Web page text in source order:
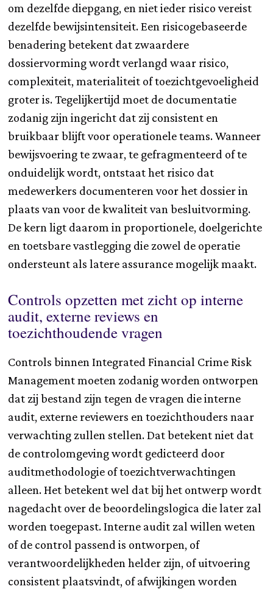
om dezelfde diepgang, en niet ieder risico vereist
dezelfde bewijsintensiteit. Een risicogebaseerde
benadering betekent dat zwaardere
dossiervorming wordt verlangd waar risico,
complexiteit, materialiteit of toezichtgevoeligheid
groter is. Tegelijkertijd moet de documentatie
zodanig zijn ingericht dat zij consistent en
bruikbaar blijft voor operationele teams. Wanneer
bewijsvoering te zwaar, te gefragmenteerd of te
onduidelijk wordt, ontstaat het risico dat
medewerkers documenteren voor het dossier in
plaats van voor de kwaliteit van besluitvorming.
De kern ligt daarom in proportionele, doelgerichte
en toetsbare vastlegging die zowel de operatie
ondersteunt als latere assurance mogelijk maakt.
Controls opzetten met zicht op interne
audit, externe reviews en
toezichthoudende vragen
Controls binnen Integrated Financial Crime Risk
Management moeten zodanig worden ontworpen
dat zij bestand zijn tegen de vragen die interne
audit, externe reviewers en toezichthouders naar
verwachting zullen stellen. Dat betekent niet dat
de controlomgeving wordt gedicteerd door
auditmethodologie of toezichtverwachtingen
alleen. Het betekent wel dat bij het ontwerp wordt
nagedacht over de beoordelingslogica die later zal
worden toegepast. Interne audit zal willen weten
of de control passend is ontworpen, of
verantwoordelijkheden helder zijn, of uitvoering
consistent plaatsvindt, of afwijkingen worden